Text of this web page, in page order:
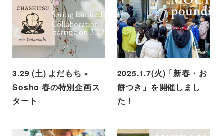
3.29 (土) よだもち ×
Sosho 春の特別企画ス
タート
2025.1.7(火)「新春・お
餅つき」を開催しまし
た！